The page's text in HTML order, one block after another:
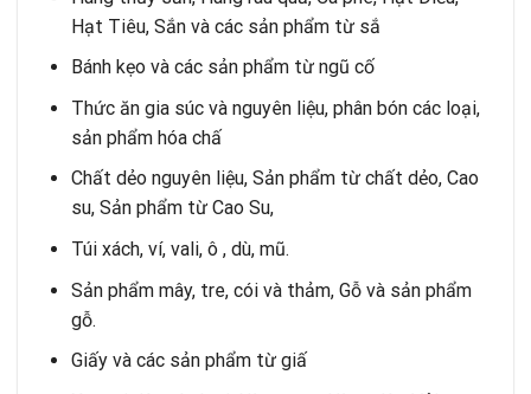
Hạt Tiêu, Sắn và các sản phẩm từ sắ
Bánh kẹo và các sản phẩm từ ngũ cố
Thức ăn gia súc và nguyên liệu, phân bón các loại,
sản phẩm hóa chấ
Chất dẻo nguyên liệu, Sản phẩm từ chất dẻo, Cao
su, Sản phẩm từ Cao Su,
Túi xách, ví, vali, ô , dù, mũ.
Sản phẩm mây, tre, cói và thảm, Gỗ và sản phẩm
gỗ.
Giấy và các sản phẩm từ giấ